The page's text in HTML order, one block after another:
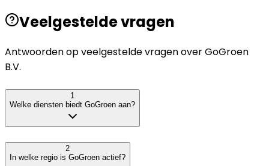
Veelgestelde vragen
Antwoorden op veelgestelde vragen overGoGroen
B.V.
1
Welke diensten biedt GoGroen aan?
2
In welke regio is GoGroen actief?